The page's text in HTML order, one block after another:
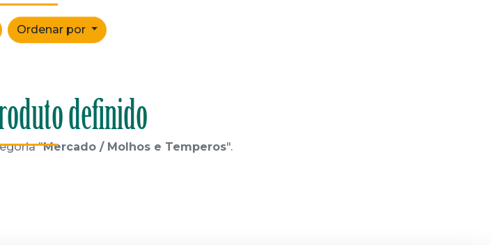
Ordenar por
definido
"Mercado / Molhos e Temperos".